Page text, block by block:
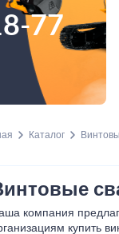
77
Каталог
компания
купить